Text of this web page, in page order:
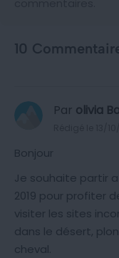
10
Par olivia
Bonjour
Je souhaite partir
2019 pour profiter
visiter les sites
dans le désert,
cheval.